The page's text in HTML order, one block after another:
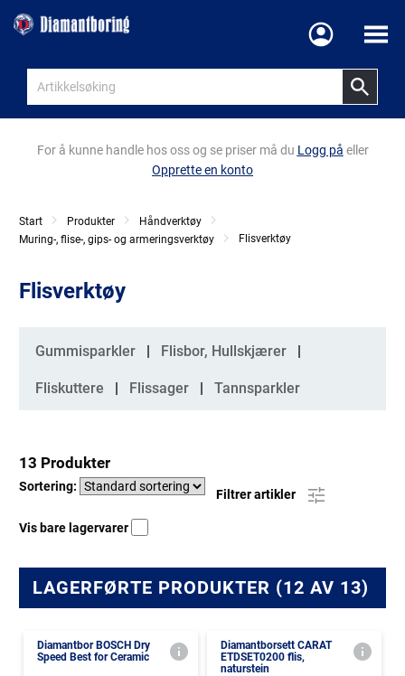
Meny
For å kunne handle hos oss og se priser må du Logg på eller
Opprette en konto
Start Produkter
Håndverktøy
Muring-, flise-, gips- og armeringsverktøy
Flisverktøy
Flisverktøy
Kategorier
Gummisparkler Flisbor, Hullskjærer
Fliskuttere Flissager Tannsparkler
13 Produkter
Sortering:
Filtrer artikler
Vis bare lagervarer
LAGERFØRTE PRODUKTER (12 AV 13)
Diamantbor BOSCH Dry
Speed Best for Ceramic
Diamantborsett CARAT
ETDSET0200 flis,
naturstein